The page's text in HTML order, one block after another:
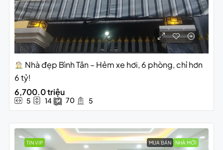
Nhà đẹp Bình Tân – Hẻm xe hơi, 6 phòng, chỉ hơn
6 tỷ!
6,700.0 triệu
5 14 70 5
TIN VIP MUA BÁN NHÀ MỚI